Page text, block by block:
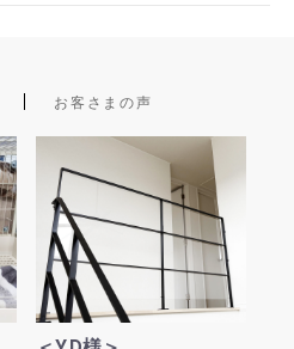
お客さまの声